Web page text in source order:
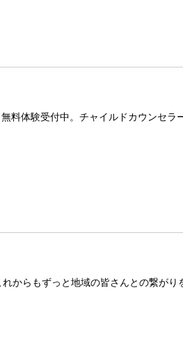
料体験受付中。チャイルドカウンセラ
からもずっと地域の皆さんとの繋がり